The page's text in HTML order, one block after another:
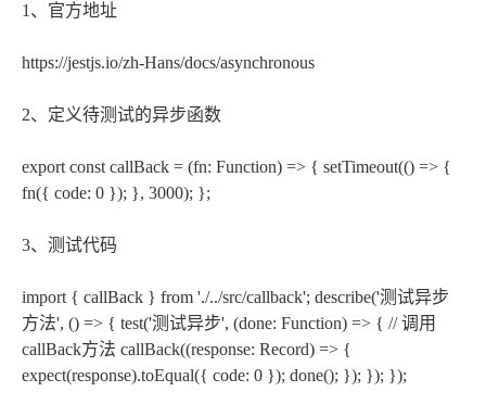
1、官方地址
https://jestjs.io/zh-Hans/docs/asynchronous
2、定义待测试的异步函数
export const callBack = (fn: Function) => { setTimeout(() => {
fn({ code: 0 }); }, 3000); };
3、测试代码
import { callBack } from './../src/callback'; describe('测试异步
方法', () => { test('测试异步', (done: Function) => { // 调用
callBack方法 callBack((response: Record) => {
expect(response).toEqual({ code: 0 }); done(); }); }); });